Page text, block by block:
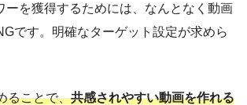
ーを獲得するためには、なんとなく動画
です。明確なターゲット設定が求めら
ることで、共感されやすい動画を作れる